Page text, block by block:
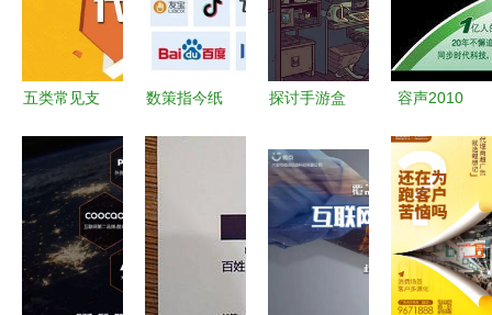
五类常见支
发票也无法
税前扣除，
90%的企业
可能还蒙在
数策指今纸
达成广告业
务合作，共
掘流量与广
告代理新蓝
探讨手游盒
告代理业务
的商业逻辑
——以幻魔
之眼为例
容声2010
的市场博弈
与技术牌局